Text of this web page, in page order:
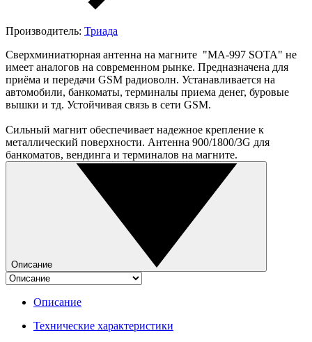
Производитель: Триада
Сверхминиатюрная антенна на магните "МА-997 SOTA" не
имеет аналогов на современном рынке. Предназначена для
приёма и передачи GSM радиоволн. Устанавливается на
автомобили, банкоматы, терминалы приема денег, буровые
вышки и тд. Устойчивая связь в сети GSM.
Сильный магнит обеспечивает надежное крепление к
металлический поверхности. Антенна 900/1800/3G для
банкоматов, вендинга и терминалов на магните.
Описание
Описание
Технические характеристики